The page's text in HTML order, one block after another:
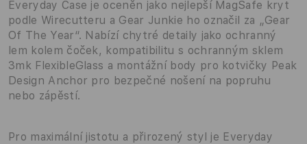
Everyday Case je oceněn jako nejlepší MagSafe kryt
podle Wirecutteru a Gear Junkie ho označil za „Gear
Of The Year“. Nabízí chytré detaily jako ochranný
lem kolem čoček, kompatibilitu s ochranným sklem
3mk FlexibleGlass a montážní body pro kotvičky Peak
Design Anchor pro bezpečné nošení na popruhu
nebo zápěstí.
Pro maximální jistotu a přirozený styl je Everyday